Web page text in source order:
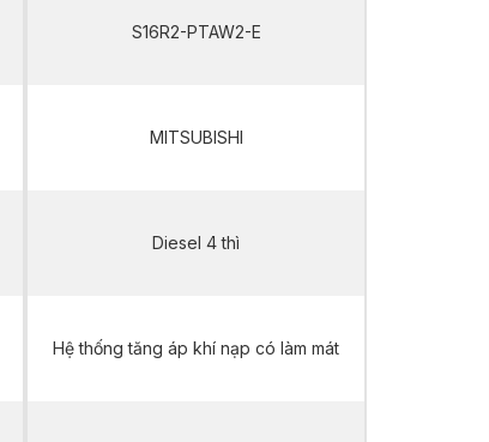
S16R2-PTAW2-E
MITSUBISHI
Diesel 4 thì
Hệ thống tăng áp khí nạp có làm mát